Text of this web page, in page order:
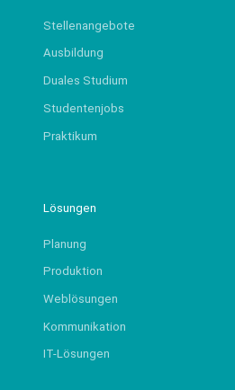
Stellenangebote
Ausbildung
Duales Studium
Studentenjobs
Praktikum
Lösungen
Planung
Produktion
Weblösungen
Kommunikation
IT-Lösungen